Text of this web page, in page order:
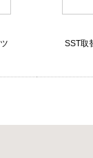
SST取